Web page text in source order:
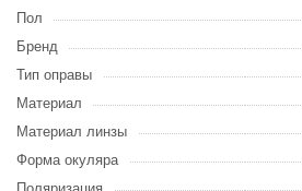
Пол
Бренд
Тип оправы
Материал
Материал линзы
Форма окуляра